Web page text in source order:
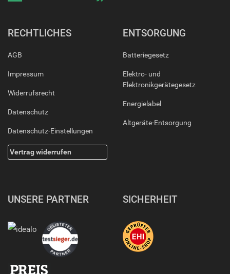
RECHTLICHES
AGB
Impressum
Widerrufsrecht
Datenschutz
Datenschutz-Einstellungen
Vertrag widerrufen
ENTSORGUNG
Batteriegesetz
Elektro- und
Elektronikgerätegesetz
Energielabel
Altgeräte-Entsorgung
UNSERE PARTNER SICHERHEIT